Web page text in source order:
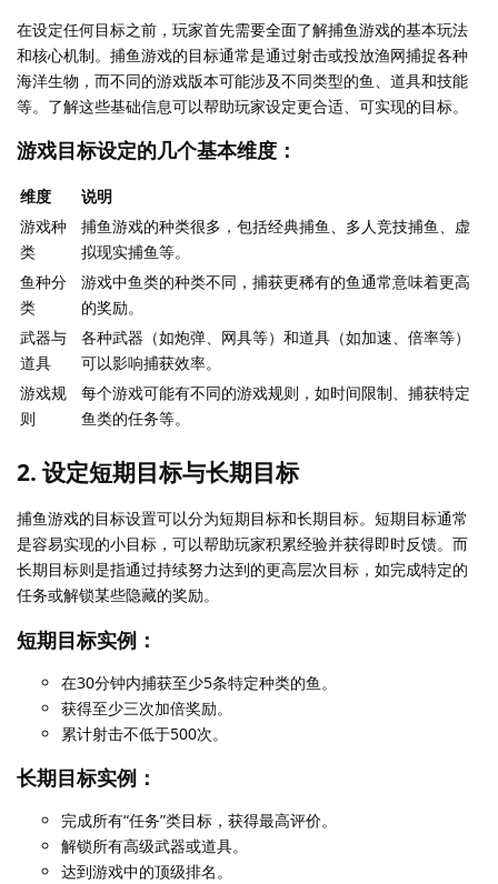
在设定任何目标之前，玩家首先需要全面了解捕鱼游戏的基本玩法
和核心机制。捕鱼游戏的目标通常是通过射击或投放渔网捕捉各种
海洋生物，而不同的游戏版本可能涉及不同类型的鱼、道具和技能
等。了解这些基础信息可以帮助玩家设定更合适、可实现的目标。
游戏目标设定的几个基本维度：
维度
说明
游戏种
类
捕鱼游戏的种类很多，包括经典捕鱼、多人竞技捕鱼、虚
拟现实捕鱼等。
鱼种分
类
游戏中鱼类的种类不同，捕获更稀有的鱼通常意味着更高
的奖励。
武器与
道具
各种武器（如炮弹、网具等）和道具（如加速、倍率等）
可以影响捕获效率。
游戏规
则
每个游戏可能有不同的游戏规则，如时间限制、捕获特定
鱼类的任务等。
2. 设定短期目标与长期目标
捕鱼游戏的目标设置可以分为短期目标和长期目标。短期目标通常
是容易实现的小目标，可以帮助玩家积累经验并获得即时反馈。而
长期目标则是指通过持续努力达到的更高层次目标，如完成特定的
任务或解锁某些隐藏的奖励。
短期目标实例：
在30分钟内捕获至少5条特定种类的鱼。
获得至少三次加倍奖励。
累计射击不低于500次。
长期目标实例：
完成所有“任务”类目标，获得最高评价。
解锁所有高级武器或道具。
达到游戏中的顶级排名。